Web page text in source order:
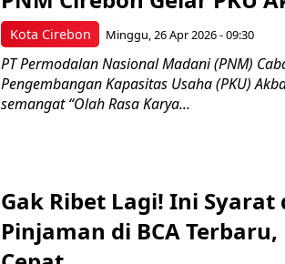
Kota Cirebon Minggu, 26 Apr 2026 - 09:30
PT Permodalan Nasional Madani (PNM)
Pengembangan Kapasitas Usaha (PKU)
semangat “Olah Rasa Karya...
Gak Ribet Lagi! Ini
Pinjaman di BCA Terbaru,